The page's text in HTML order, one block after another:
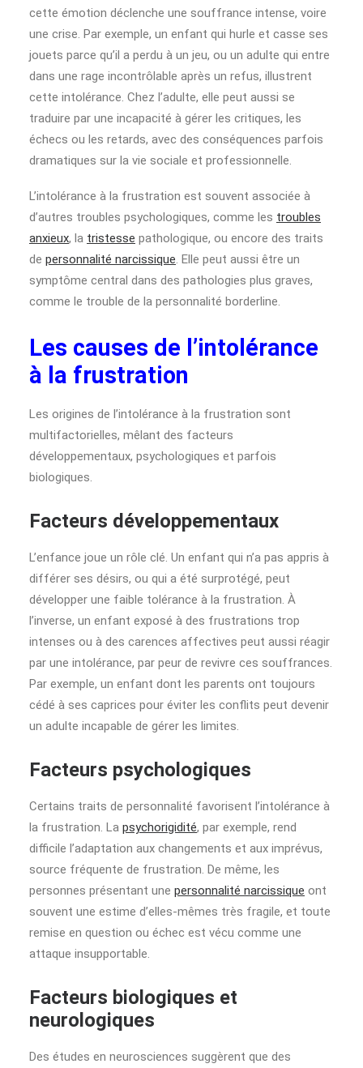
cette émotion déclenche une souffrance intense, voire
une crise. Par exemple, un enfant qui hurle et casse ses
jouets parce qu’il a perdu à un jeu, ou un adulte qui entre
dans une rage incontrôlable après un refus, illustrent
cette intolérance. Chez l’adulte, elle peut aussi se
traduire par une incapacité à gérer les critiques, les
échecs ou les retards, avec des conséquences parfois
dramatiques sur la vie sociale et professionnelle.
L’intolérance à la frustration est souvent associée à
d’autres troubles psychologiques, comme les troubles
anxieux, la tristesse pathologique, ou encore des traits
de personnalité narcissique. Elle peut aussi être un
symptôme central dans des pathologies plus graves,
comme le trouble de la personnalité borderline.
Les causes de l’intolérance
à la frustration
Les origines de l’intolérance à la frustration sont
multifactorielles, mêlant des facteurs
développementaux, psychologiques et parfois
biologiques.
Facteurs développementaux
L’enfance joue un rôle clé. Un enfant qui n’a pas appris à
différer ses désirs, ou qui a été surprotégé, peut
développer une faible tolérance à la frustration. À
l’inverse, un enfant exposé à des frustrations trop
intenses ou à des carences affectives peut aussi réagir
par une intolérance, par peur de revivre ces souffrances.
Par exemple, un enfant dont les parents ont toujours
cédé à ses caprices pour éviter les conflits peut devenir
un adulte incapable de gérer les limites.
Facteurs psychologiques
Certains traits de personnalité favorisent l’intolérance à
la frustration. La psychorigidité, par exemple, rend
difficile l’adaptation aux changements et aux imprévus,
source fréquente de frustration. De même, les
personnes présentant une personnalité narcissique ont
souvent une estime d’elles-mêmes très fragile, et toute
remise en question ou échec est vécu comme une
attaque insupportable.
Facteurs biologiques et
neurologiques
Des études en neurosciences suggèrent que des